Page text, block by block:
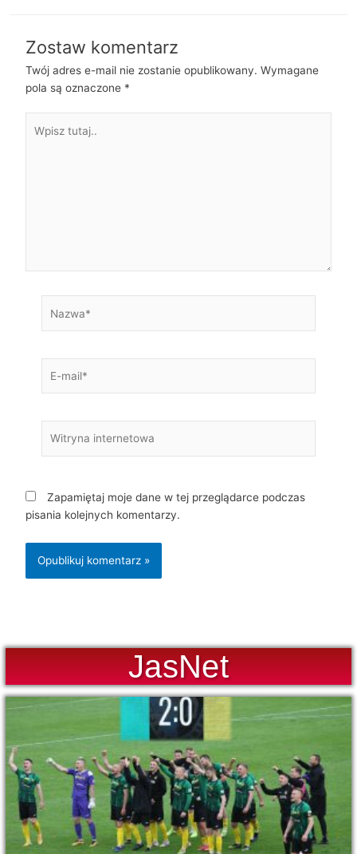
Zostaw komentarz
Twój adres e-mail nie zostanie opublikowany. Wymagane
pola są oznaczone *
tutaj..
mail*
internetowa
Zapamiętaj moje dane w tej przeglądarce podczas
pisania kolejnych komentarzy.
JasNet